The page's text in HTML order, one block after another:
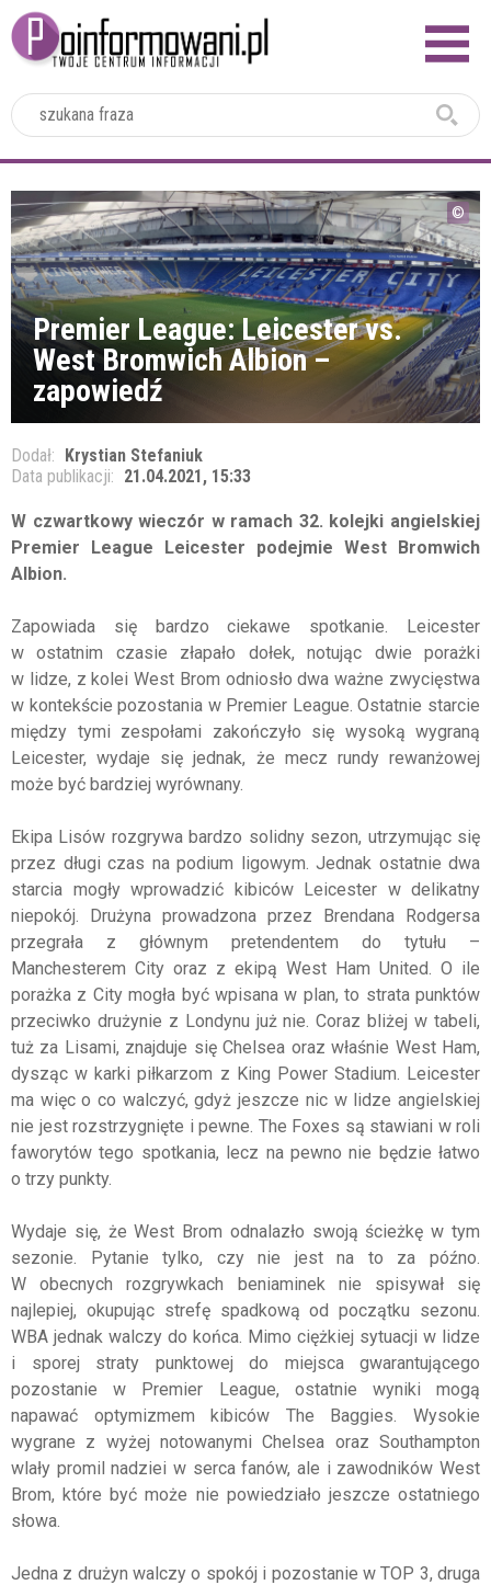
Premier League: Leicester vs.
West Bromwich Albion –
zapowiedź
Dodał: Krystian Stefaniuk
Data publikacji: 21.04.2021, 15:33
W czwartkowy wieczór w ramach 32. kolejki angielskiej
Premier League Leicester podejmie West Bromwich
Albion.
Zapowiada się bardzo ciekawe spotkanie. Leicester
w ostatnim czasie złapało dołek, notując dwie porażki
w lidze, z kolei West Brom odniosło dwa ważne zwycięstwa
w kontekście pozostania w Premier League. Ostatnie starcie
między tymi zespołami zakończyło się wysoką wygraną
Leicester, wydaje się jednak, że mecz rundy rewanżowej
może być bardziej wyrównany.
Ekipa Lisów rozgrywa bardzo solidny sezon, utrzymując się
przez długi czas na podium ligowym. Jednak ostatnie dwa
starcia mogły wprowadzić kibiców Leicester w delikatny
niepokój. Drużyna prowadzona przez Brendana Rodgersa
przegrała z głównym pretendentem do tytułu –
Manchesterem City oraz z ekipą West Ham United. O ile
porażka z City mogła być wpisana w plan, to strata punktów
przeciwko drużynie z Londynu już nie. Coraz bliżej w tabeli,
tuż za Lisami, znajduje się Chelsea oraz właśnie West Ham,
dysząc w karki piłkarzom z King Power Stadium. Leicester
ma więc o co walczyć, gdyż jeszcze nic w lidze angielskiej
nie jest rozstrzygnięte i pewne. The Foxes są stawiani w roli
faworytów tego spotkania, lecz na pewno nie będzie łatwo
o trzy punkty.
Wydaje się, że West Brom odnalazło swoją ścieżkę w tym
sezonie. Pytanie tylko, czy nie jest na to za późno.
W obecnych rozgrywkach beniaminek nie spisywał się
najlepiej, okupując strefę spadkową od początku sezonu.
WBA jednak walczy do końca. Mimo ciężkiej sytuacji w lidze
i sporej straty punktowej do miejsca gwarantującego
pozostanie w Premier League, ostatnie wyniki mogą
napawać optymizmem kibiców The Baggies. Wysokie
wygrane z wyżej notowanymi Chelsea oraz Southampton
wlały promil nadziei w serca fanów, ale i zawodników West
Brom, które być może nie powiedziało jeszcze ostatniego
słowa.
Jedna z drużyn walczy o spokój i pozostanie w TOP 3, druga